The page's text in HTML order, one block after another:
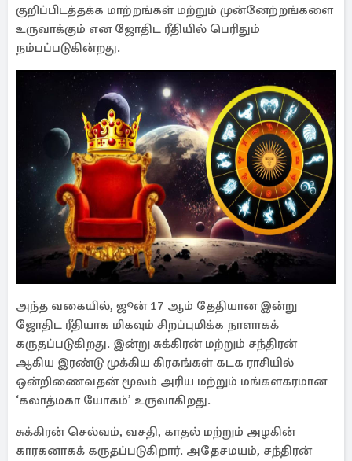
குறிப்பிடத்தக்க மாற்றங்கள் மற்றும் முன்னேற்றங்களை
உருவாக்கும் என ஜோதிட ரீதியில் பெரிதும்
நம்பப்படுகின்றது.
அந்த வகையில், ஜூன் 17 ஆம் தேதியான இன்று
ஜோதிட ரீதியாக மிகவும் சிறப்புமிக்க நாளாகக்
கருதப்படுகிறது. இன்று சுக்கிரன் மற்றும் சந்திரன்
ஆகிய இரண்டு முக்கிய கிரகங்கள் கடக ராசியில்
ஒன்றிணைவதன் மூலம் அரிய மற்றும் மங்களகரமான
‘கலாத்மகா யோகம்’ உருவாகிறது.
சுக்கிரன் செல்வம், வசதி, காதல் மற்றும் அழகின்
காரகனாகக் கருதப்படுகிறார். அதேசமயம், சந்திரன்